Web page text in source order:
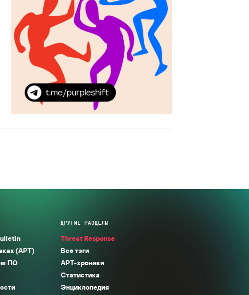
(APT)
ПО
ДРУГИЕ РАЗДЕЛЫ
Threat Response
Все тэги
APT-хроники
Статистика
Энциклопедия